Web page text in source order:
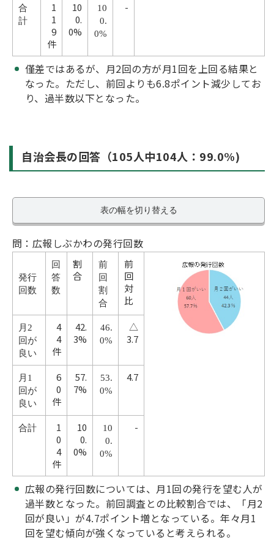
合
計
1
1
9
件
10
0.
0%
10
0.
0%
-
僅差ではあるが、月2回の方が月1回を上回る結果と
なった。ただし、前回よりも6.8ポイント減少してお
り、過半数以下となった。
自治会長の回答（105人中104人：99.0%)
表の幅を切り替える
問：広報しぶかわの発行回数
発行
回数
回
答
数
割
合
前
回
割
合
前
回
対
比
月2
回が
良い
4
4
件
42.
3%
46.
0%
△
3.7
月1
回が
良い
6
0
件
57.
7%
53.
0%
4.7
合計
1
0
4
件
10
0.
0%
10
0.
0%
-
広報の発行回数については、月1回の発行を望む人が
過半数となった。前回調査との比較割合では、「月2
回が良い」が4.7ポイント増となっている。年々月1
回を望む傾向が強くなっていると考えられる。